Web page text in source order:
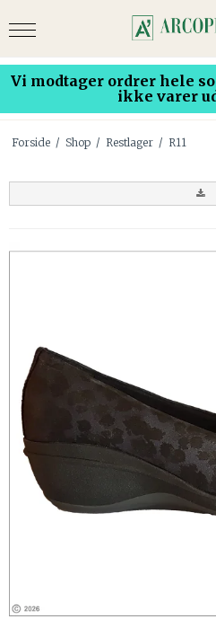
Vi modtager ordrer hele
ikke varer
Forside / Shop / Restlager / R11